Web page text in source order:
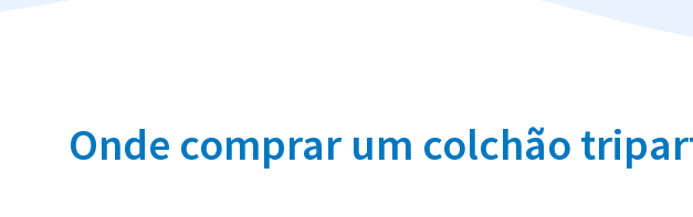
Onde comprar um colchão